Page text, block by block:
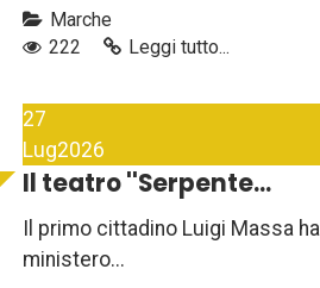
Marche
222
Leggi tutto...
27
Lug2026
Il teatro ''Serpente...
Il primo cittadino Luigi Massa
ministero...